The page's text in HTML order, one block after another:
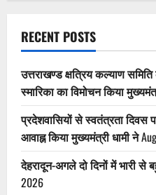
RECENT POSTS
उत्तराखण्ड क्षत्रिय कल्याण
स्मारिका का विमोचन किया
प्रदेशवासियों से स्वतंत्रता दिवस
आवाह्न किया मुख्यमंत्री धामी ने
देहरादून-अगले दो दिनों में भारी से
2026